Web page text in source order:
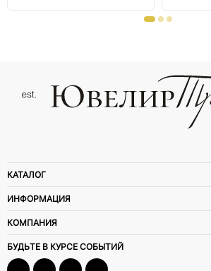
КАТАЛОГ
ИНФОРМАЦИЯ
КОМПАНИЯ
БУДЬТЕ В КУРСЕ СОБЫТИЙ